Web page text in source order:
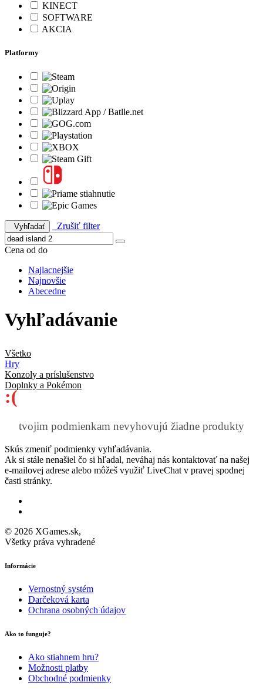
KINECT
SOFTWARE
AKCIA
Platformy
Vyhľadať Zrušiť filter
Cena od do
Najlacnejšie
Najnovšie
Abecedne
Vyhľadávanie
Všetko
Hry
Konzoly a príslušenstvo
Doplnky a Pokémon
:(
tvojim podmienkam nevyhovujú žiadne produkty
Skús zmeniť podmienky vyhľadávania.
Ak si stále nenašiel čo si hľadal, neváhaj nás kontaktovať na našej
e-mailovej adrese alebo môžeš využiť LiveChat v pravej spodnej
časti stránky.
© 2026 XGames.sk,
Všetky práva vyhradené
Informácie
Vernostný systém
Darčeková karta
Ochrana osobných údajov
Ako to funguje?
Ako stiahnem hru?
Možnosti platby
Obchodné podmienky